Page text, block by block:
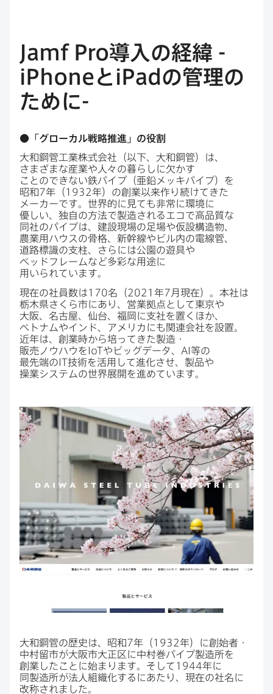
Jamf Pro導入の​経緯 -
iPhoneと iPad の​管理の​
ために-
●​「グローカル戦略推進」の​役割
大和鋼管工業株式会社​（以下、​大和鋼管）は、​
さまざまな​産業や​人々の​暮らしに​欠かす​
ことのできない​鉄パイプ​（亜鉛メッキパイプ）を​
昭和 7年（ 1932年）の​創業以来​作り続けてきた​
メーカーです。​世界的に​見ても​非常に​環境に​
優しい、​独自の​方​法で​製造される​エコで​高品質な​
同社の​パイプは、​建設現場の​足場や​仮設構造物、​
農業用ハウスの​骨格、​新幹線や​ビル内の​電線管、​
道路標識の​支柱、​さらには​公園の​遊具や​
ベッドフレームなど​多彩な​用途に​
用いられています。
現在の​社員数は170名（ 2021年7 月現在）。​本社は​
栃木県さくら市に​あり、​営業拠点と​して​東京や​
大阪、​名古屋、​仙台、​福岡に​支社を​置く​ほか、​
ベトナムや​インド、​アメリカにも​関連会社を​設置。​
近年は、​創業時から​培ってきた製造・
販売ノウハウを IoTや​ビッグデータ、 AI 等の​
最先端の IT技術を​活用して​進化させ、​製品や​
操業システムの​世界展開を​進めています。
大和鋼管の​歴史は、​昭和 7年（ 1932年）に​創始者・
中村留市が​大阪市大正区に​中村巻パイプ製造所を​
創業したことに​始まります。​そして 1944年に​
同製造所が​法人組織化するに​あたり、​現在の​社名に​
改称されました。